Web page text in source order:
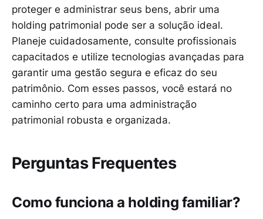
proteger e administrar seus bens, abrir uma
holding patrimonial pode ser a solução ideal.
Planeje cuidadosamente, consulte profissionais
capacitados e utilize tecnologias avançadas para
garantir uma gestão segura e eficaz do seu
patrimônio. Com esses passos, você estará no
caminho certo para uma administração
patrimonial robusta e organizada.
Perguntas Frequentes
Como funciona a holding familiar?